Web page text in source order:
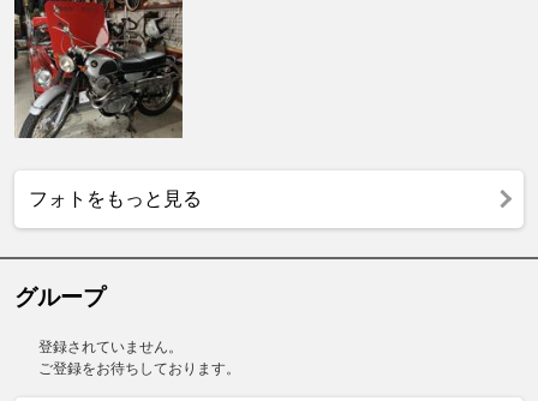
フォトをもっと見る
グループ
登録されていません。
ご登録をお待ちしております。